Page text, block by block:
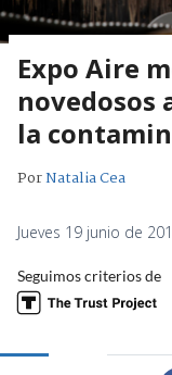
Expo Aire
novedosos
la
PorNatalia Cea
Jueves 19 junio de
Seguimos criterios de